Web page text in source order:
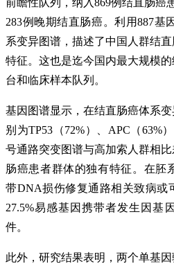
283例晚期结直肠癌。利用887基
系变异图谱，描述了中国人群结
特征。这也是迄今国内最大规模
台和临床样本队列。
基因图谱显示，在结直肠癌体系
别为TP53（72%）、APC（63%
号通路突变图谱与高加索人群相
肠癌患者群体的独有特征。在胚
带DNA损伤修复通路相关致病或
27.5%易感基因携带者发生因基
件。
此外，研究结果表明，两个单基